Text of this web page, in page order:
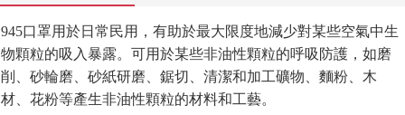
945口罩用於日常民用，有助於最大限度地減少對某些空氣中生
物顆粒的吸入暴露。可用於某些非油性顆粒的呼吸防護，如磨
削、砂輪磨、砂紙研磨、鋸切、清潔和加工礦物、麵粉、木
材、花粉等產生非油性顆粒的材料和工藝。